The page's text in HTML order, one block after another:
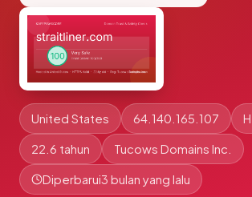
United States 64.140.165.107
22.6 tahun Tucows Domains Inc.
Diperbarui3 bulan yang lalu